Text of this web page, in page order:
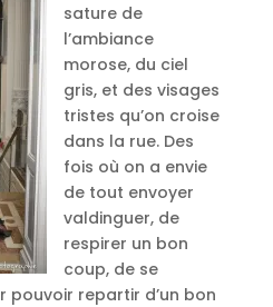
sature de
l’ambiance
morose, du ciel
gris, et des visages
tristes qu’on croise
dans la rue. Des
fois où on a envie
de tout envoyer
valdinguer, de
respirer un bon
coup, de se
repartir d’un bon